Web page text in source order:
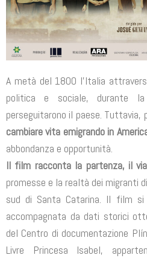
A metà del 1800 l’Italia
politica e sociale, durante
perseguitarono il paese.
cambiare vita emigrando in
abbondanza e opportunità.
Il film racconta la partenza, il
promesse e la realtà dei migranti
sud di Santa Catarina. Il film si
accompagnata da dati storici
del Centro di documentazione
Livre Princesa Isabel,